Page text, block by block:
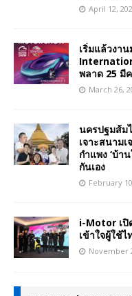
April 12,
เริ่มแล้วงา
พลาด 25 มี
March 26,
นครปฐมส้ม
เจาะสนาม
กำแพง ‘บ้า
กันเอง
February
i-Motor เปิ
เข้าใจผู้ใช้
November